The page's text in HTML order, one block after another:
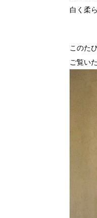
白く柔
このた
ご覧い